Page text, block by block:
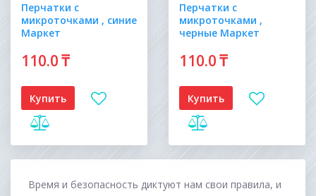
Перчатки с
микроточками , синие
Маркет
110.0₸
Купить
Перчатки с
микроточками ,
черные Маркет
110.0₸
Купить
Время и безопасность диктуют нам свои правила, и